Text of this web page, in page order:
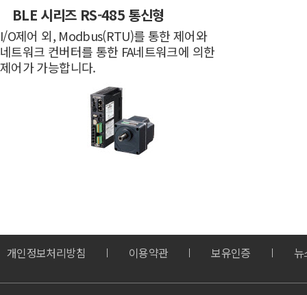
BLE 시리즈 RS-485 통신형
I/O제어 외, Modbus(RTU)를 통한 제어와
네트워크 컨버터를 통한 FA네트워크에 의한
제어가 가능합니다.
개인정보처리방침 이용약관 보유인증 뉴